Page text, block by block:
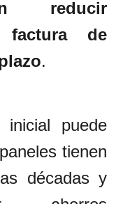
reducir
factura de
.
puede
tienen
décadas y